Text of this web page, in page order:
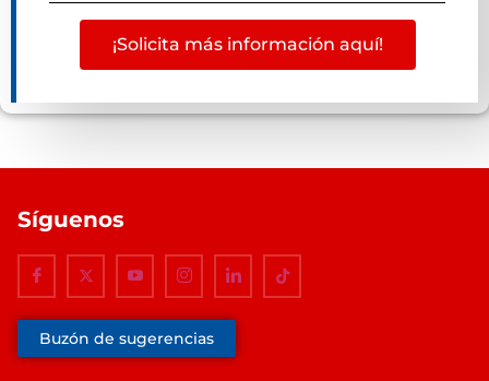
¡Solicita más información aquí!
Síguenos
Buzón de sugerencias